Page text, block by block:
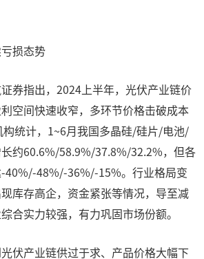
损态势
券指出，2024上半年，光伏产业链价
空间快速收窄，多环节价格击破成本
构统计，1~6月我国多晶硅/硅片/电池/
约60.6%/58.9%/37.8%/32.2%，但各
40%/-48%/-36%/-15%。行业格局变
库存高企，资金紧张等情况，导至减
合实力较强，有力巩固市场份额。
伏产业链供过于求、产品价格大幅下